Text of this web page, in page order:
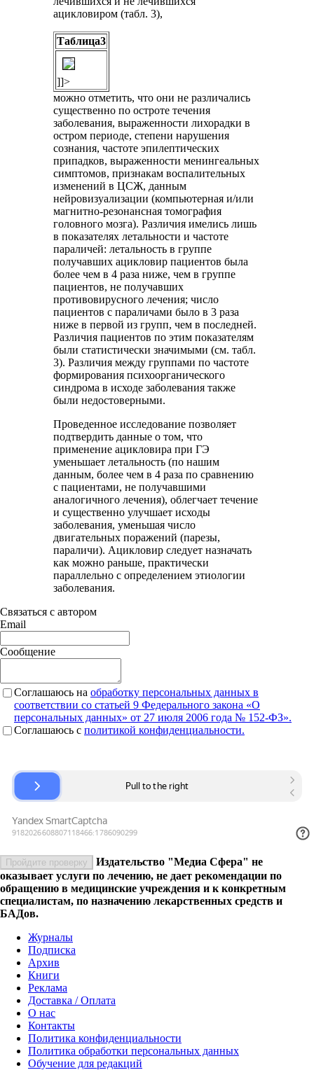
ацикловиром (табл. 3),
Таблица3
]]>
можно отметить, что они не различались
существенно по остроте течения
заболевания, выраженности лихорадки в
остром периоде, степени нарушения
сознания, частоте эпилептических
припадков, выраженности менингеальных
симптомов, признакам воспалительных
изменений в ЦСЖ, данным
нейровизуализации (компьютерная и/или
магнитно-резонансная томография
головного мозга). Различия имелись лишь
в показателях летальности и частоте
параличей: летальность в группе
получавших ацикловир пациентов была
более чем в 4 раза ниже, чем в группе
пациентов, не получавших
противовирусного лечения; число
пациентов с параличами было в 3 раза
ниже в первой из групп, чем в последней.
Различия пациентов по этим показателям
были статистически значимыми (см. табл.
3). Различия между группами по частоте
формирования психоорганического
синдрома в исходе заболевания также
были недостоверными.
Проведенное исследование позволяет
подтвердить данные о том, что
применение ацикловира при ГЭ
уменьшает летальность (по нашим
данным, более чем в 4 раза по сравнению
с пациентами, не получавшими
аналогичного лечения), облегчает течение
и существенно улучшает исходы
заболевания, уменьшая число
двигательных поражений (парезы,
параличи). Ацикловир следует назначать
как можно раньше, практически
параллельно с определением этиологии
заболевания.
Связаться с автором
Email
Сообщение
Соглашаюсь на обработку персональных данных в
соответствии со статьей 9 Федерального закона «О
персональных данных» от 27 июля 2006 года № 152-ФЗ».
Соглашаюсь c политикой конфиденциальности.
Пройдите проверку
Издательство "Медиа Сфера" не
оказывает услуги по лечению, не дает рекомендации по
обращению в медицинские учреждения и к конкретным
специалистам, по назначению лекарственных средств и
БАДов.
Журналы
Подписка
Архив
Книги
Реклама
Доставка / Оплата
О нас
Контакты
Политика конфиденциальности
Политика обработки персональных данных
Обучение для редакций